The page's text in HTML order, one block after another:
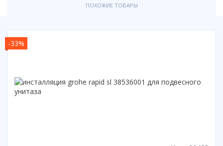
Низкие
Комплектующие
ПОХОЖИЕ ТОВАРЫ
-33%